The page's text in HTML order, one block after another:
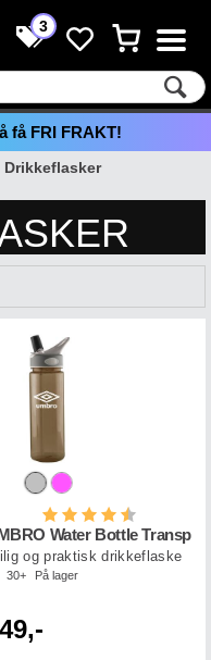
3
få FRI FRAKT!
Drikkeflasker
Karakter:
Water Bottle Transp
og praktisk drikkeflaske
30+ På lager